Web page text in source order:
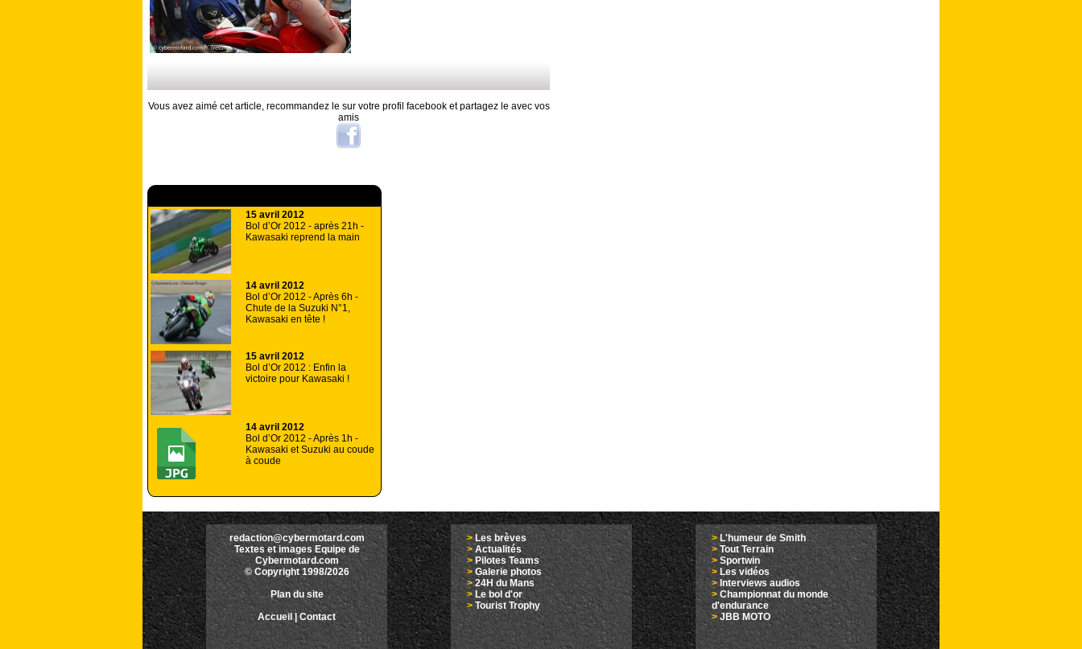
Vous avez aimé cet article, recommandez le sur votre profil facebook et partagez le avec vos
amis
15 avril 2012
Bol d’Or 2012 - après 21h -
Kawasaki reprend la main
14 avril 2012
Bol d’Or 2012 - Après 6h -
Chute de la Suzuki N°1,
Kawasaki en tête !
15 avril 2012
Bol d’Or 2012 : Enfin la
victoire pour Kawasaki !
14 avril 2012
Bol d’Or 2012 - Après 1h -
Kawasaki et Suzuki au coude
à coude
redaction@cybermotard.com
Textes et images Equipe de
Cybermotard.com
© Copyright 1998/2026
Plan du site
Accueil |Contact
>Les brèves
> Actualités
> Pilotes Teams
>Galerie photos
>24H du Mans
>Le bol d'or
> Tourist Trophy
>L'humeur de Smith
> Tout Terrain
> Sportwin
> Les vidéos
> Interviews audios
>Championnat du monde
d'endurance
> JBB MOTO